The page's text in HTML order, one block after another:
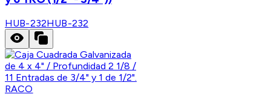
HUB-232HUB-232
RACO